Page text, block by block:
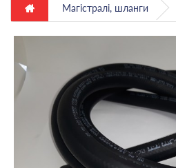
Магістралі, шланги